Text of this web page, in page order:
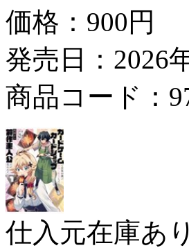
価格： 900円
発売日：2026
商品コード：
仕入元在庫あり